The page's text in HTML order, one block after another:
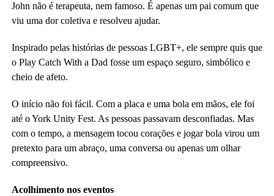
John não é terapeuta, nem famoso. É apenas um pai comum que
viu uma dor coletiva e resolveu ajudar.
Inspirado pelas histórias de pessoas LGBT+, ele sempre quis que
o Play Catch With a Dad fosse um espaço seguro, simbólico e
cheio de afeto.
O início não foi fácil. Com a placa e uma bola em mãos, ele foi
até o York Unity Fest. As pessoas passavam desconfiadas. Mas
com o tempo, a mensagem tocou corações e jogar bola virou um
pretexto para um abraço, uma conversa ou apenas um olhar
compreensivo.
Acolhimento nos eventos